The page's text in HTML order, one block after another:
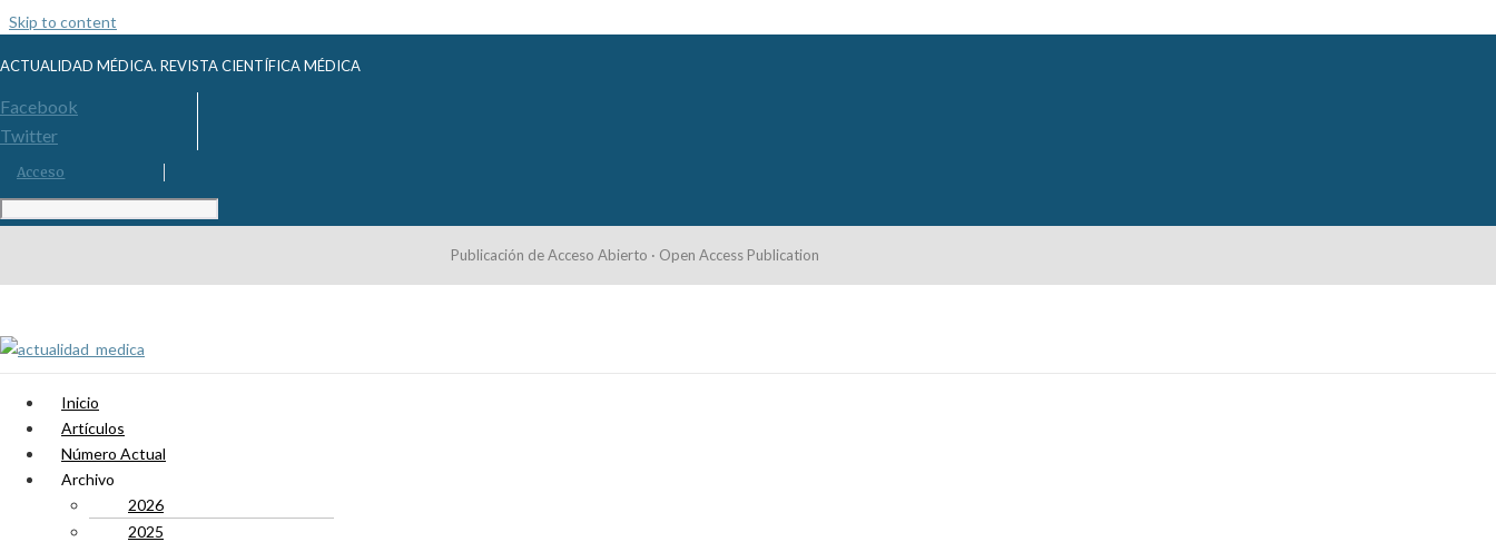
Skip to content
ACTUALIDAD MÉDICA. REVISTA CIENTÍFICA MÉDICA
Facebook
Twitter
Acceso
Publicación de Acceso Abierto · Open Access Publication
Inicio
Artículos
Número Actual
Archivo
2026
2025